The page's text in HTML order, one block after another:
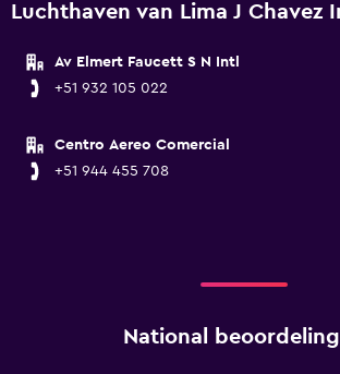
Luchthaven van Lima J Chavez
Av Elmert Faucett S N Intl
+51 932 105 022
Centro Aereo Comercial
+51 944 455 708
National